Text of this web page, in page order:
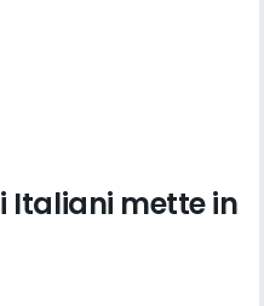
Italiani mette in